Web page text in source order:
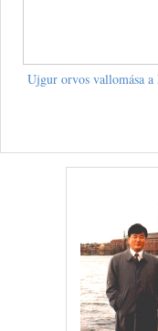
Ujgur orvos vallomása